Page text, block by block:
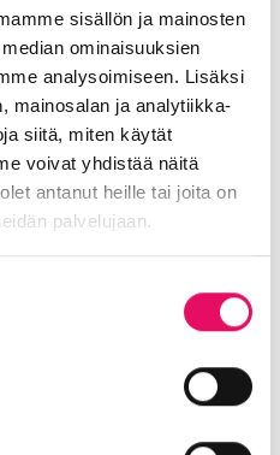
sisällön ja mainosten
ominaisuuksien
analysoimiseen. Lisäksi
mainosalan ja analytiikka-
siitä, miten käytät
voivat yhdistää näitä
antanut heille tai joita on
palvelujaan.
-
ryhmän